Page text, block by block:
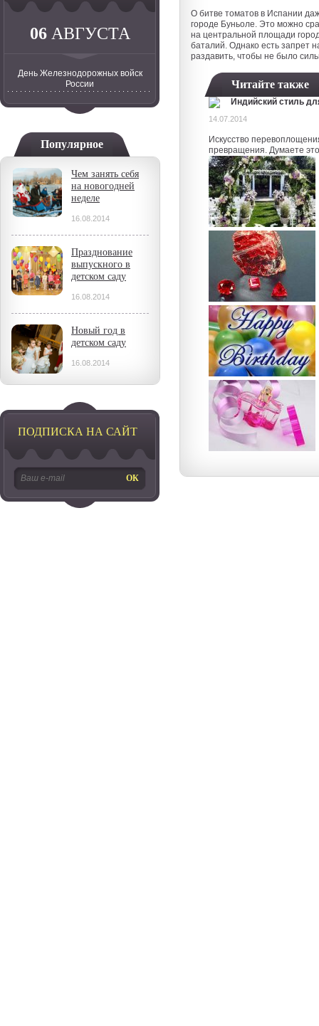
06 АВГУСТА
День Железнодорожных войск
России
Популярное
Чем занять себя
на новогодней
неделе
16.08.2014
Празднование
выпускного в
детском саду
16.08.2014
Новый год в
детском саду
16.08.2014
ПОДПИСКА НА САЙТ
О битве томатов в Испании
городе Буньоле. Это можно
на центральной площади
баталий. Однако есть запрет
раздавить, чтобы не было
Читайте также
Индийский стиль
14.07.2014
Искусство
превращения. Думаете